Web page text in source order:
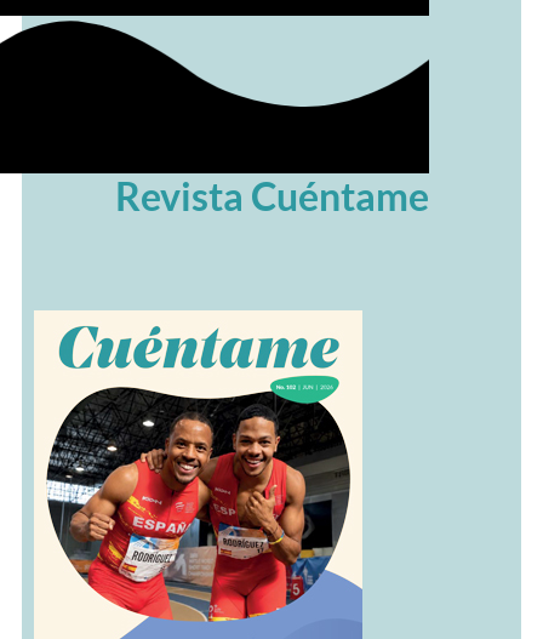
Revista Cuéntame